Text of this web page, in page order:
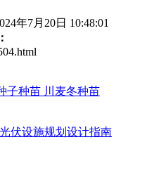
年7月20日 10:48:01
子种苗 川麦冬种苗
伏设施规划设计指南